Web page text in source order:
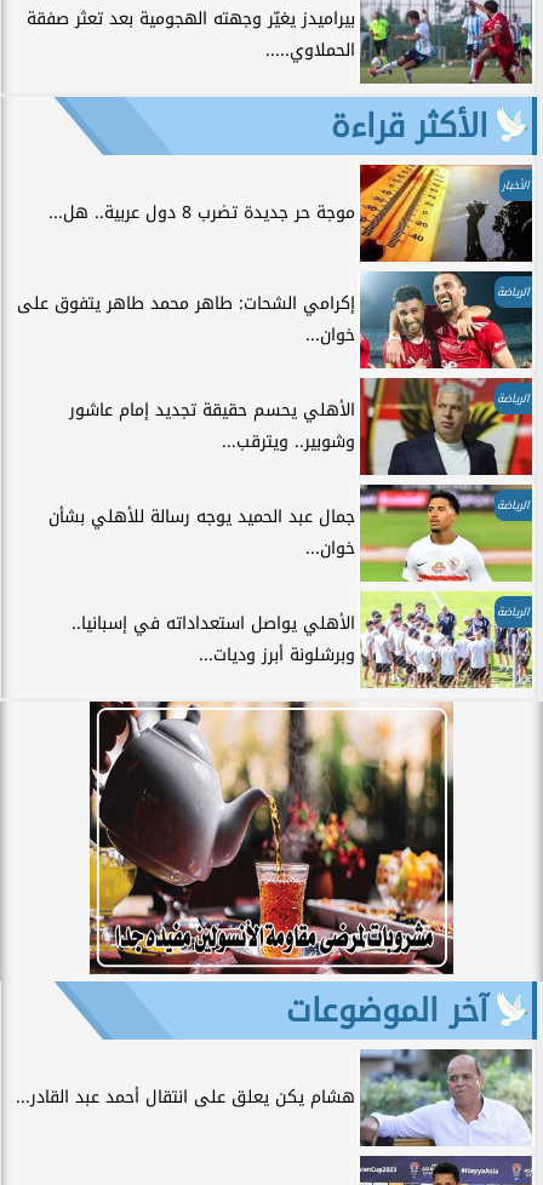
بيراميدز يغيّر وجهته الهجومية بعد تعثر صفقة
الحملاوي.....
الأكثر قراءة
الأخبار
موجة حر جديدة تضرب 8 دول عربية.. هل...
الرياضة
إكرامي الشحات: طاهر محمد طاهر يتفوق على
خوان...
الرياضة
الأهلي يحسم حقيقة تجديد إمام عاشور
وشوبير.. ويترقب...
الرياضة
جمال عبد الحميد يوجه رسالة للأهلي بشأن
خوان...
الرياضة
الأهلي يواصل استعداداته في إسبانيا..
وبرشلونة أبرز وديات...
آخر الموضوعات
هشام يكن يعلق على انتقال أحمد عبد القادر...